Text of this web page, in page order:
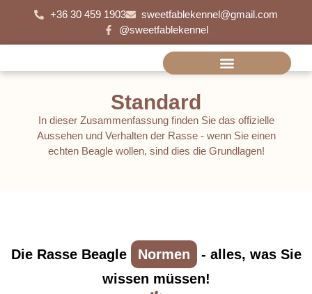
+36 30 459 1903
sweetfablekennel@gmail.com
@sweetfablekennel
Standard
In dieser Zusammenfassung finden Sie das offizielle
Aussehen und Verhalten der Rasse - wenn Sie einen
echten Beagle wollen, sind dies die Grundlagen!
Die Rasse Beagle Normen
- alles, was Sie
wissen müssen!